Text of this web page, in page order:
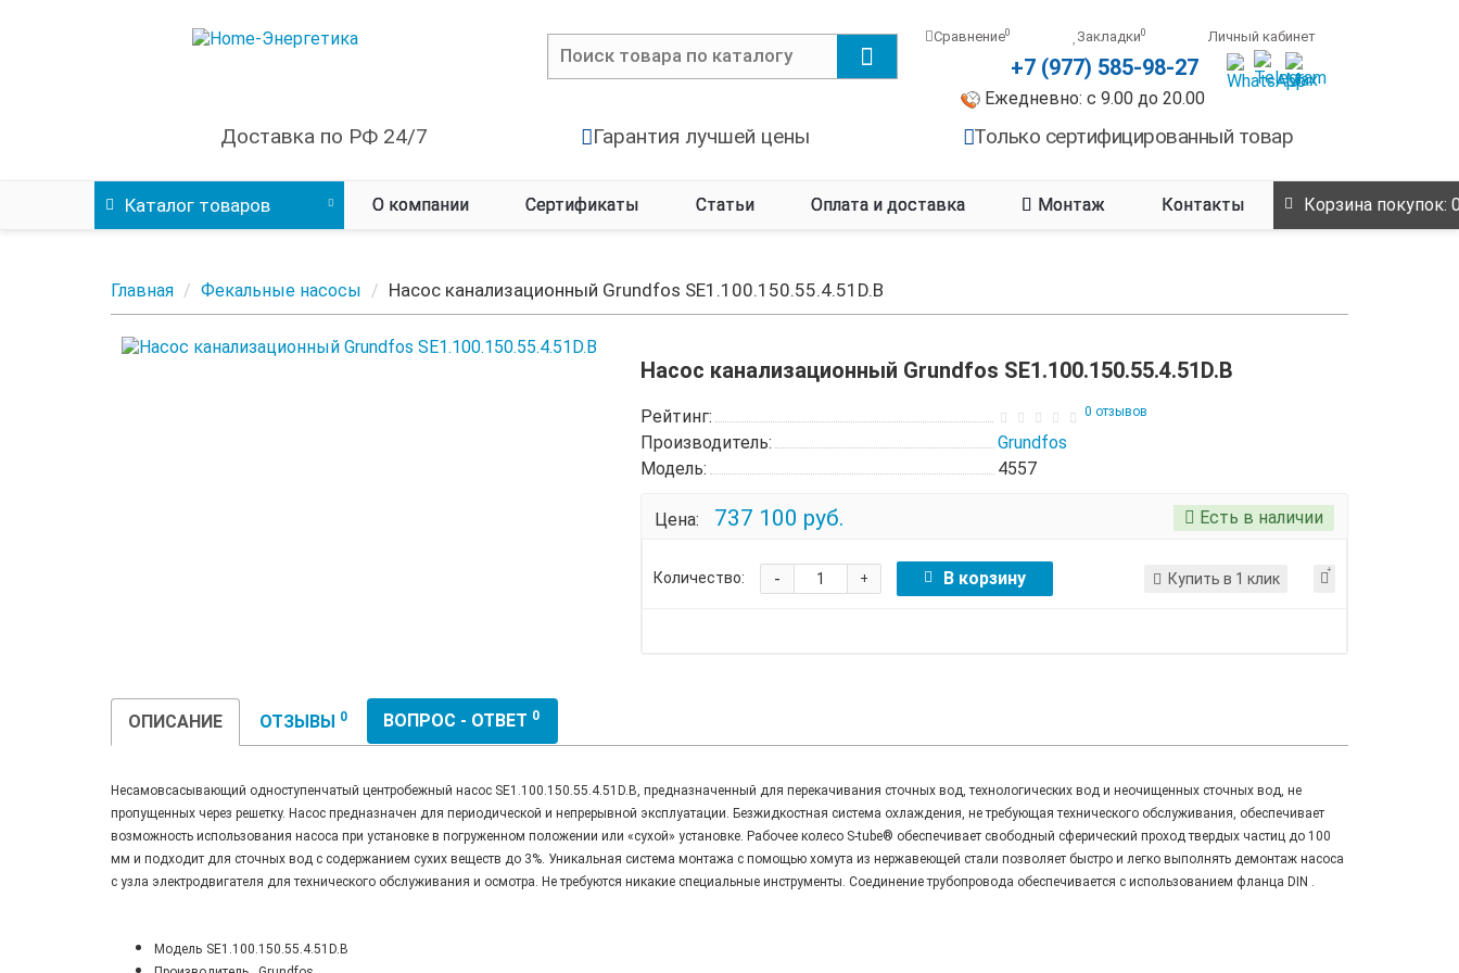
Сравнение0 Закладки0 Личный кабинет
+7 (977) 585-98-27
Ежедневно: с 9.00 до 20.00
Доставка по РФ 24/7 Гарантия лучшей цены Только сертифицированный товар
Каталог товаров О компании Сертификаты Статьи Оплата и доставка Монтаж Контакты Корзина покупок:
Главная Фекальные насосы Насос канализационный Grundfos SE1.100.150.55.4.51D.B
Насос канализационный Grundfos SE1.100.150.55.4.51D.B
Рейтинг: 0 отзывов
Производитель:
Grundfos
Модель:
4557
Цена: 737 100 руб. Есть в наличии
Количество: +
- В корзину Купить в 1 клик
ОПИСАНИЕ ОТЗЫВЫ 0 ВОПРОС - ОТВЕТ 0
Несамовсасывающий одноступенчатый центробежный насос SE1.100.150.55.4.51D.B, предназначенный для перекачивания сточных вод, технологических вод и неочищенных сточных вод, не
пропущенных через решетку. Насос предназначен для периодической и непрерывной эксплуатации. Безжидкостная система охлаждения, не требующая технического обслуживания, обеспечивает
возможность использования насоса при установке в погруженном положении или «сухой» установке. Рабочее колесо S-tube® обеспечивает свободный сферический проход твердых частиц до 100
мм и подходит для сточных вод с содержанием сухих веществ до 3%. Уникальная система монтажа с помощью хомута из нержавеющей стали позволяет быстро и легко выполнять демонтаж насоса
с узла электродвигателя для технического обслуживания и осмотра. Не требуются никакие специальные инструменты. Соединение трубопровода обеспечивается с использованием фланца DIN .
Модель SE1.100.150.55.4.51D.B